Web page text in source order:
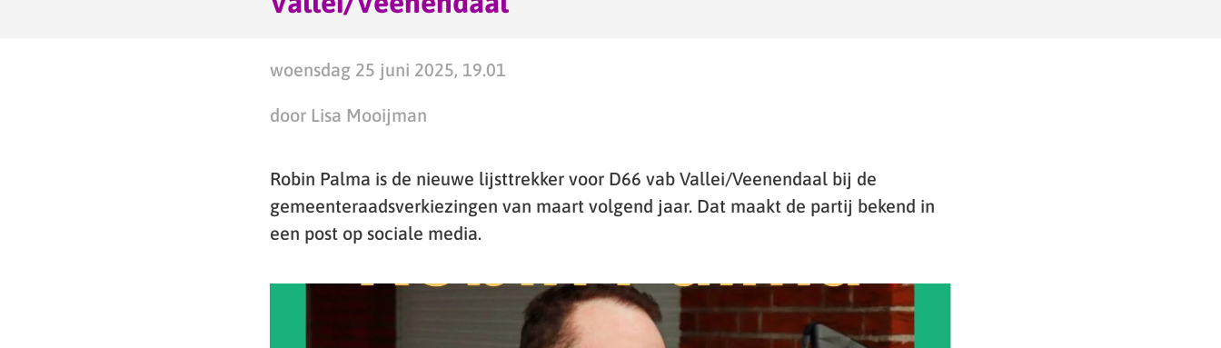
woensdag 25 juni 2025, 19.01
door Lisa Mooijman
Robin Palma is de nieuwe lijsttrekker voor D66 vab Vallei/Veenendaal bij de
gemeenteraadsverkiezingen van maart volgend jaar. Dat maakt de partij bekend in
een post op sociale media.